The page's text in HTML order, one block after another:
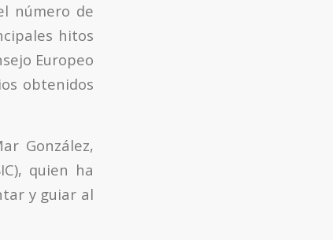
número de
hitos
Europeo
obtenidos
González,
quien ha
y guiar al